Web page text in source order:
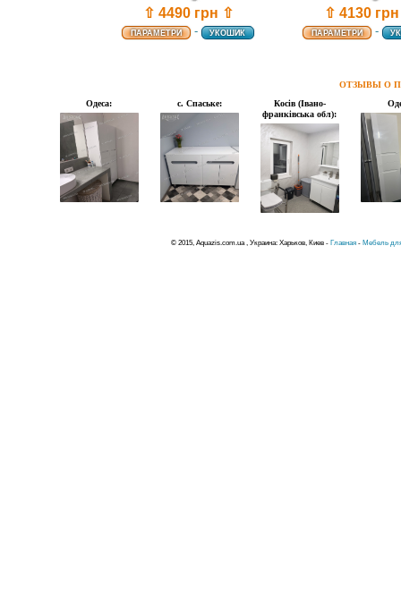
⇧ 4490 грн ⇧
ПАРАМЕТРИ - УКОШИК
⇧ 4130
ПАРАМЕТРИ -
ОТЗЫВЫ О
Одеса:
с. Спаське:
Косів (Івано-
франківська обл):
© 2015, Aquazis.com.ua , Украина: Харьков, Киев - Главная - Мебель